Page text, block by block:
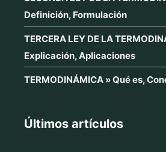
Definición, Formulación
TERCERA LEY DE LA
Explicación, Aplicaciones
TERMODINÁMICA » Qué es,
Últimos artículos